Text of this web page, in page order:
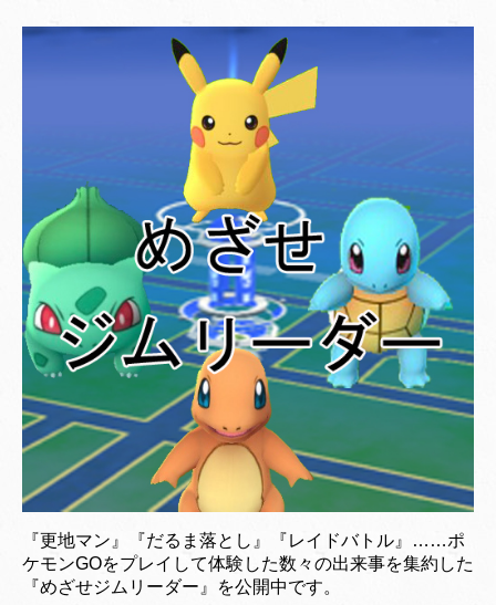
『更地マン』『だるま落とし』『レイドバトル』……ポ
ケモンGOをプレイして体験した数々の出来事を集約した
『めざせジムリーダー』を公開中です。